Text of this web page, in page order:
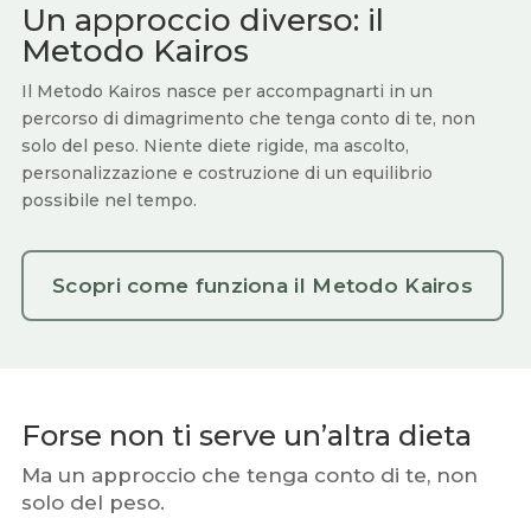
Un approccio diverso: il
Metodo Kairos
Il Metodo Kairos nasce per accompagnarti in un
percorso di dimagrimento che tenga conto di te, non
solo del peso. Niente diete rigide, ma ascolto,
personalizzazione e costruzione di un equilibrio
possibile nel tempo.
Scopri come funziona il Metodo Kairos
Forse non ti serve un’altra dieta
Ma un approccio che tenga conto di te, non
solo del peso.